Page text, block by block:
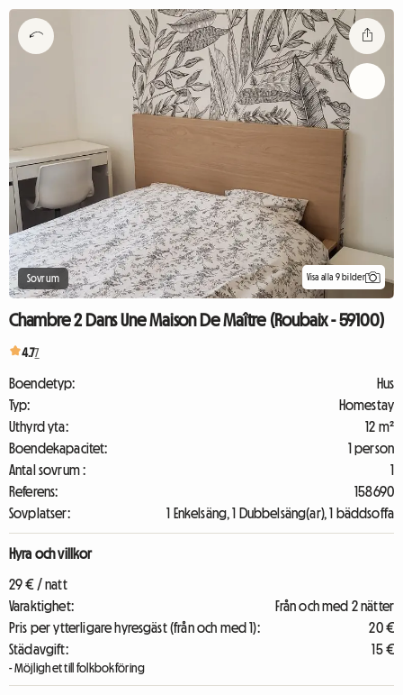
Sovrum Visa alla 9 bilder
Chambre 2 Dans Une Maison De Maître (Roubaix - 59100)
4.77
Boendetyp:
Hus
Typ:
Homestay
Uthyrd yta:
12 m²
Boendekapacitet:
1 person
Antal sovrum :
1
Referens:
158690
Sovplatser:
1 Enkelsäng, 1 Dubbelsäng(ar), 1 bäddsoffa
Hyra och villkor
29 € / natt
Varaktighet:
Från och med 2 nätter
Pris per ytterligare hyresgäst (från och med 1):
20 €
Städavgift:
15 €
- Möjlighet till folkbokföring